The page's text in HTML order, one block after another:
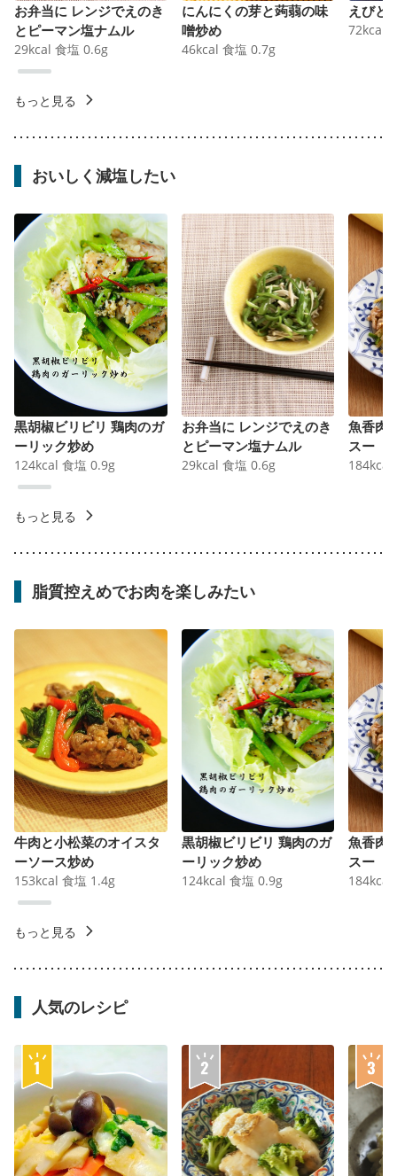
お弁当に レンジでえのき
とピーマン塩ナムル
29kcal 食塩 0.6g
にんにくの芽と蒟蒻の味
噌炒め
46kcal 食塩 0.7g
えびと
72kcal
もっと見る
おいしく減塩したい
黒胡椒ビリビリ 鶏肉のガ
ーリック炒め
124kcal 食塩 0.9g
お弁当に レンジでえのき
とピーマン塩ナムル
29kcal 食塩 0.6g
魚香肉
スー
184kcal
もっと見る
脂質控えめでお肉を楽しみたい
牛肉と小松菜のオイスタ
ーソース炒め
153kcal 食塩 1.4g
黒胡椒ビリビリ 鶏肉のガ
ーリック炒め
124kcal 食塩 0.9g
魚香肉
スー
184kcal
もっと見る
人気のレシピ